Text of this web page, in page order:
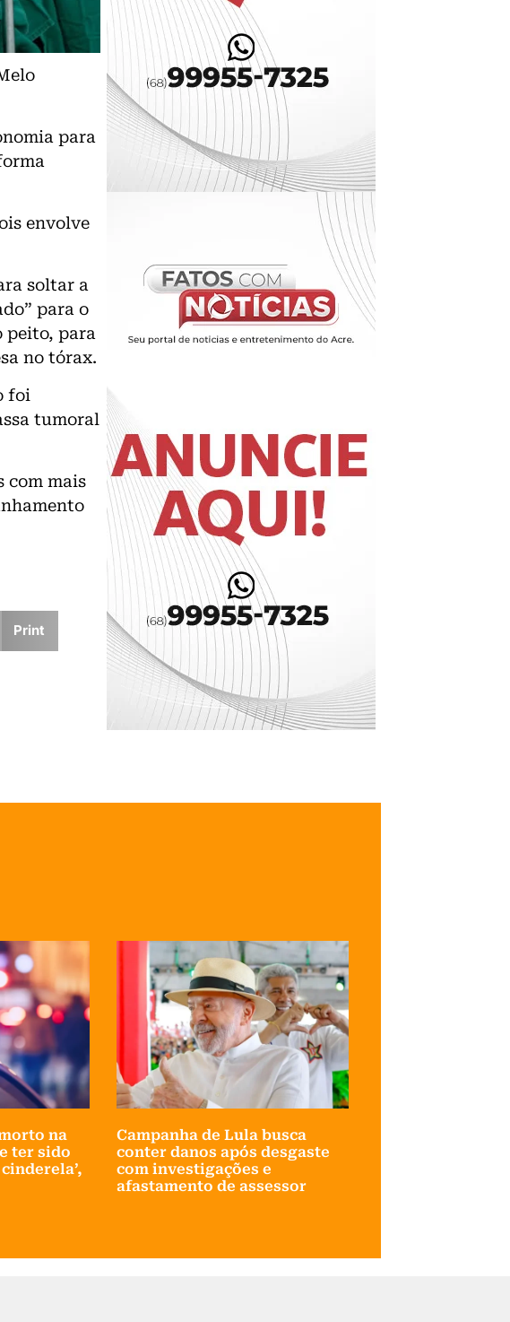
para
envolve
soltar a
para o
peito, para
no tórax.
foi
tumoral
com mais
Print
na
ter sido
Campanha de Lula busca
conter danos após desgaste
com investigações e
afastamento de assessor